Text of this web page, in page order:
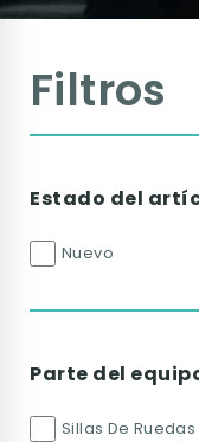
Filtros
Estado del
Nuevo
Parte del
Sillas De